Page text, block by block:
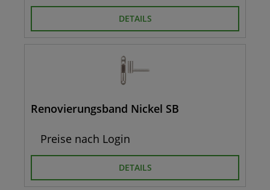
DETAILS
Renovierungsband Nickel SB
Preise nach Login
DETAILS